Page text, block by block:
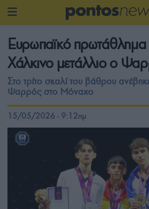
Ευρωπαϊκό πρωτάθλημα
Χάλκινο μετάλλιο ο
Στο τρίτο σκαλί του βάθρου
Ψαρρός στο Μόναχο
15/05/2026 - 9:12πμ